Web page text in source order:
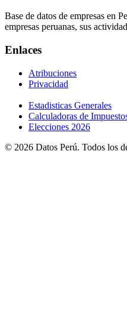
Base de datos de empresas en
empresas peruanas, sus
Enlaces
Atribuciones
Privacidad
Estadisticas Generales
Calculadoras de
Elecciones 2026
© 2026 Datos Perú. Todos los